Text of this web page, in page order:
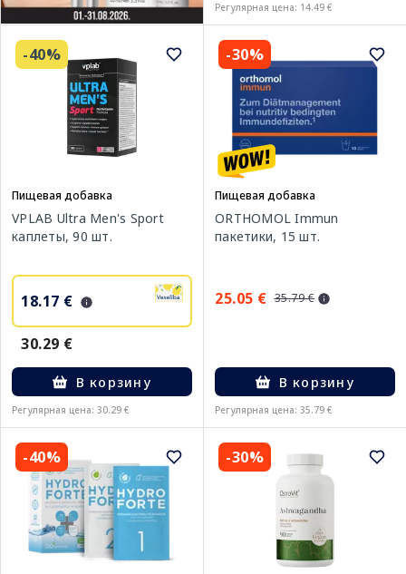
Регулярная цена: 14.49 €
-40%
Пищевая добавка
VPLAB Ultra Men's Sport
каплеты, 90 шт.
18.17 €
30.29 €
В корзину
Регулярная цена: 30.29 €
-30%
Пищевая добавка
ORTHOMOL Immun
пакетики, 15 шт.
25.05 € 35.79 €
В корзину
Регулярная цена: 35.79 €
-40% -30%